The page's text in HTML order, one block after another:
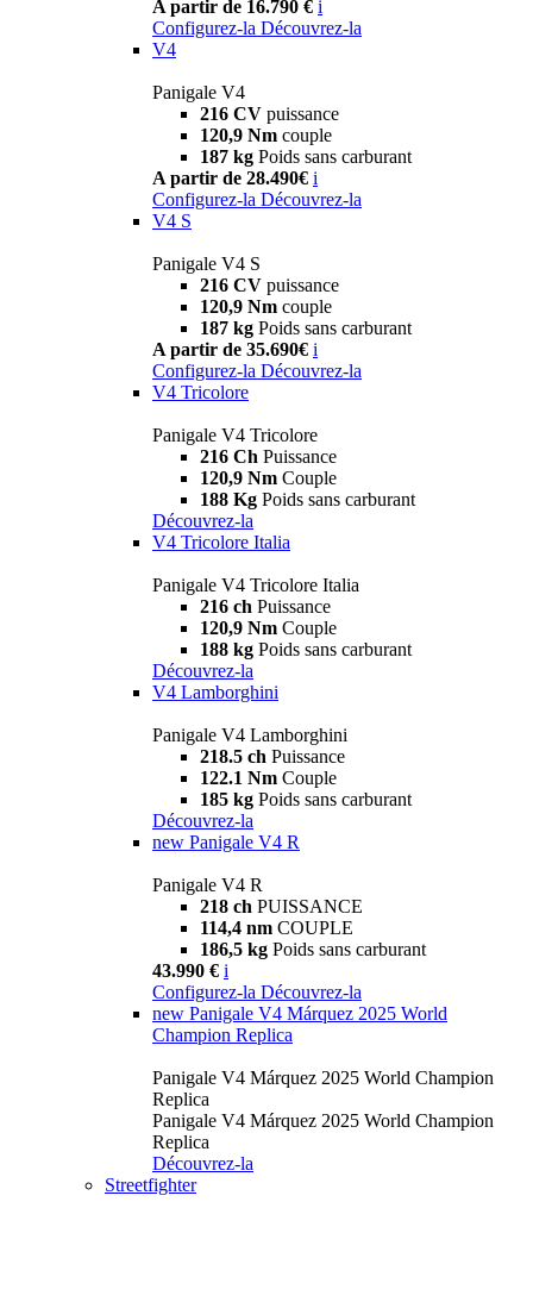
A partir de 16.790 € i
Configurez-la Découvrez-la
V4
Panigale V4
216 CV puissance
120,9 Nm couple
187 kg Poids sans carburant
A partir de 28.490€ i
Configurez-la Découvrez-la
V4 S
Panigale V4 S
216 CV puissance
120,9 Nm couple
187 kg Poids sans carburant
A partir de 35.690€ i
Configurez-la Découvrez-la
V4 Tricolore
Panigale V4 Tricolore
216 Ch Puissance
120,9 Nm Couple
188 Kg Poids sans carburant
Découvrez-la
V4 Tricolore Italia
Panigale V4 Tricolore Italia
216 ch Puissance
120,9 Nm Couple
188 kg Poids sans carburant
Découvrez-la
V4 Lamborghini
Panigale V4 Lamborghini
218.5 ch Puissance
122.1 Nm Couple
185 kg Poids sans carburant
Découvrez-la
new Panigale V4 R
Panigale V4 R
218 ch PUISSANCE
114,4 nm COUPLE
186,5 kg Poids sans carburant
43.990 € i
Configurez-la Découvrez-la
new Panigale V4 Márquez 2025 World
Champion Replica
Panigale V4 Márquez 2025 World Champion
Replica
Panigale V4 Márquez 2025 World Champion
Replica
Découvrez-la
Streetfighter